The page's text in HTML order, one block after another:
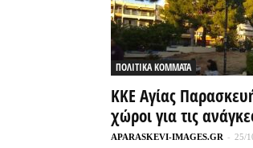
ΠΟΛΙΤΙΚΑ ΚΟΜΜΑΤΑ
ΚΚΕ Αγίας
χώροι για τις
APARASKEVI-IMAGES.GR - 25/